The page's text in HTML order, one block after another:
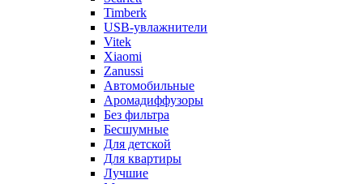
Timberk
USB-увлажнители
Vitek
Xiaomi
Zanussi
Автомобильные
Аромадиффузоры
Без фильтра
Бесшумные
Для детской
Для квартиры
Лучшие